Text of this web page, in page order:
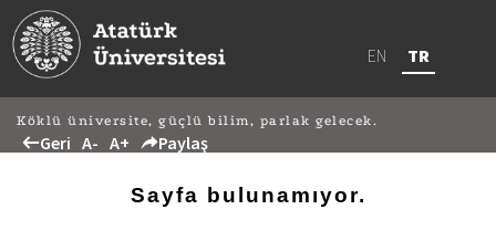
EN TR
Köklü üniversite, güçlü bilim, parlak gelecek.
Geri A- A+ Paylaş
Sayfa bulunamıyor.